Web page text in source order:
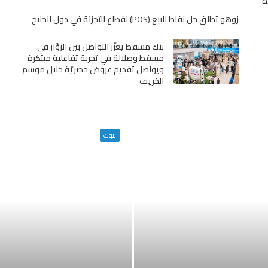
زوهو تطلق حل نقاط البيع (POS) لقطاع التجزئة في دول الخليج
بنك مسقط يعزّز التواصل بين الزوّار في
مسقط وصلالة في تجربة تفاعلية مبتكرة
ويواصل تقديم عروض حصريّة خلال موسم
الخريف
بنوك